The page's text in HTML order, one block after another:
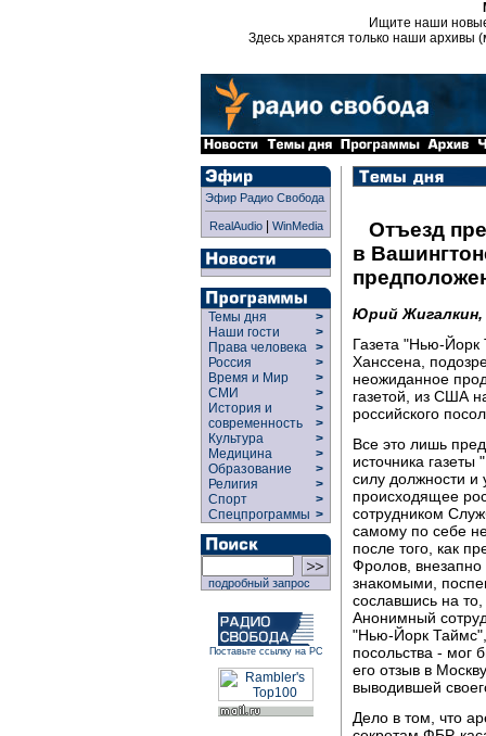
Ищите наши
Здесь хранятся только наши архивы
Эфир Радио Свобода
RealAudio| WinMedia
Темы дня
>
Наши гости
>
Права человека >
Россия
>
Время и Мир
>
СМИ
>
История и
современность
>
>
Культура
>
Медицина
>
Образование
>
Религия
>
Спорт
>
Спецпрограммы >
подробный запрос
Поставьте ссылку на РС
Отъезд
в
Юрий Жигалкин,
Газета "Нью-Йорк
Ханссена,
неожиданное
газетой, из США
российского
Все это лишь
источника
силу должности и
происходящее
сотрудником
самому по себе
после того, как
Фролов,
знакомыми,
сославшись на то,
Анонимный
"Нью-Йорк
посольства - мог
его отзыв в
выводившей
Дело в том, что